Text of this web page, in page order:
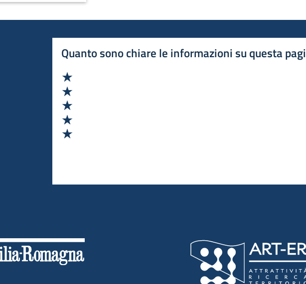
funzionali e
out of the box è
e vendita.Quanto sono chiare le informazioni su questa